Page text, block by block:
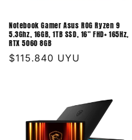
Notebook Gamer Asus ROG Ryzen 9
5.3Ghz, 16GB, 1TB SSD, 16" FHD+ 165Hz,
RTX 5060 8GB
Precio
$115.840 UYU